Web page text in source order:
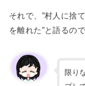
それで、”村人に捨
を離れた”と語るので
限り